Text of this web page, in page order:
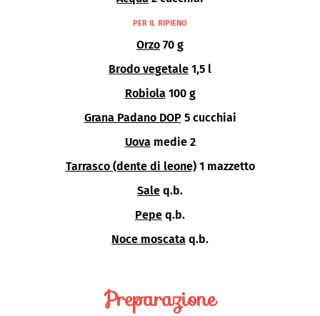
PER IL RIPIENO
Orzo 70 g
Brodo vegetale 1,5 l
Robiola 100 g
Grana Padano DOP 5 cucchiai
Uova medie 2
Tarrasco (dente di leone) 1 mazzetto
Sale q.b.
Pepe q.b.
Noce moscata q.b.
Preparazione